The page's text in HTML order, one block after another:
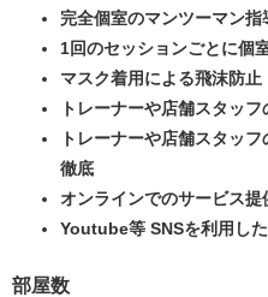
完全個室のマンツーマン
1回のセッションごとに個
マスク着用による飛沫防止
トレーナーや店舗スタッ
トレーナーや店舗スタッ
徹底
オンラインでのサービス提
Youtube等 SNSを利用し
部屋数